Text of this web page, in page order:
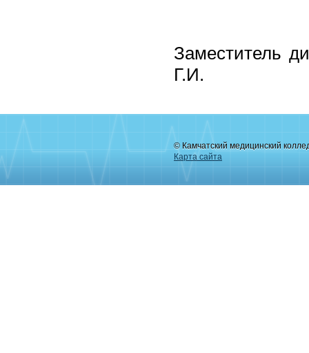
Заместитель
Г.И.
© Камчатский медицинский
Карта сайта